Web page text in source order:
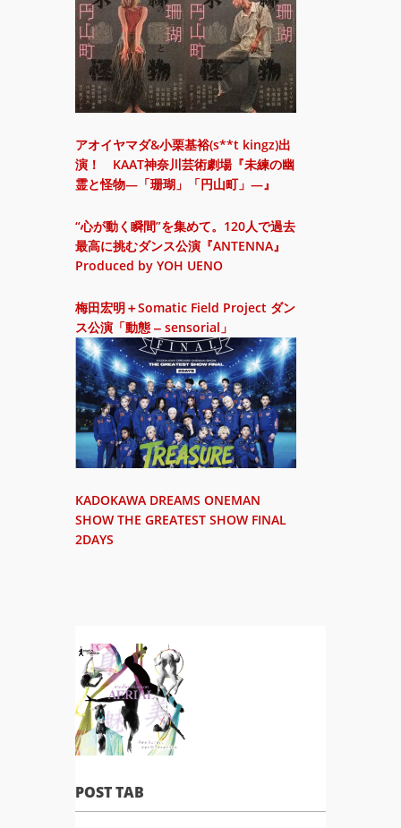
アオイヤマダ&小栗基裕(s**t kingz)出
演！ KAAT神奈川芸術劇場『未練の幽
霊と怪物―「珊瑚」「円山町」―』
“心が動く瞬間”を集めて。120人で過去
最高に挑むダンス公演『ANTENNA』
Produced by YOH UENO
梅田宏明＋Somatic Field Project ダン
ス公演「動態 ‒ sensorial」
KADOKAWA DREAMS ONEMAN
SHOW THE GREATEST SHOW FINAL
2DAYS
POST TAB